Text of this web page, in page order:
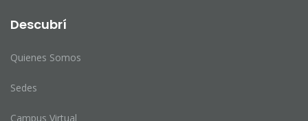
Descubrí
Quienes Somos
Sedes
Campus Virtual